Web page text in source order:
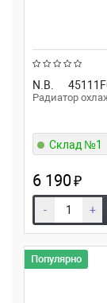
N.B.
Радиатор
Склад №1
6 190₽
- +
Популярно